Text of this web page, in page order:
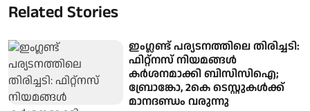
Related Stories
ഇംഗ്ലണ്ട് പര്യടനത്തിലെ തിരിച്ചടി:
ഫിറ്റ്നസ് നിയമങ്ങൾ
കർശനമാക്കി ബിസിസിഐ;
ബ്രോങ്കോ, 2കെ ടെസ്റ്റുകൾക്ക്
മാനദണ്ഡം വരുന്നു